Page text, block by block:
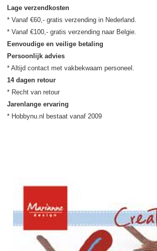
Lage verzendkosten
* Vanaf €60,- gratis verzending in Nederland.
Eenvoudige en veilige betaling
Persoonlijk advies
14 dagen retour
Jarenlange ervaring
* Hobbynu.nl bestaat vanaf 2009